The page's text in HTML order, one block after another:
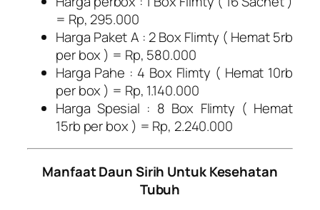
= Rp, 295.000
Harga Paket A : 2 Box Flimty ( Hemat 5rb
per box ) = Rp, 580.000
Harga Pahe : 4 Box Flimty ( Hemat 10rb
per box ) = Rp, 1.140.000
Harga Spesial : 8 Box Flimty ( Hemat
15rb per box ) = Rp, 2.240.000
Manfaat Daun Sirih Untuk Kesehatan
Tubuh